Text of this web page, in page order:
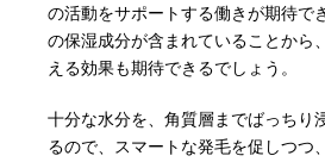
の活動をサポートする働きが期待で
の保湿成分が含まれていることから
える効果も期待できるでしょう。
十分な水分を、角質層までばっちり
るので、スマートな発毛を促しつつ